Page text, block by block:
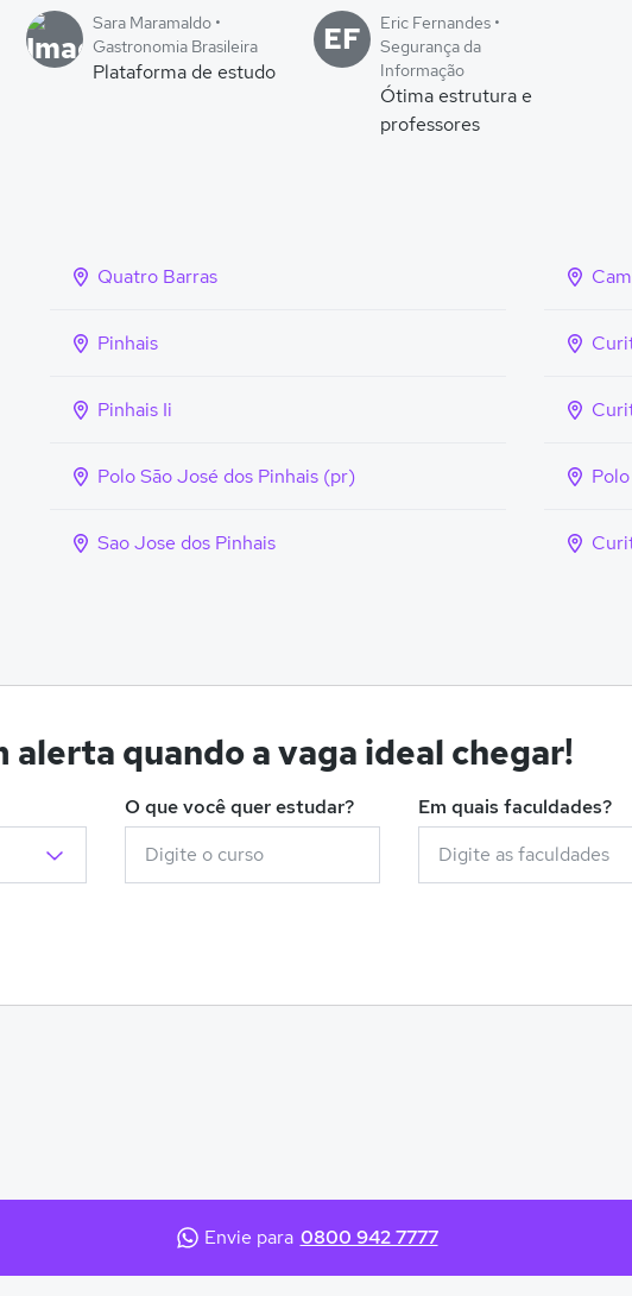
Sara Maramaldo •
Gastronomia Brasileira
Plataforma de estudo
EF
Eric Fernandes •
Segurança da
Informação
Ótima estrutura e
professores
Quatro Barras
Pinhais
Pinhais Ii
Polo São José dos Pinhais (pr)
Sao Jose dos Pinhais
alerta quando a vaga ideal chegar!
O que você quer estudar? Em quais faculdades?
Envie para 0800 942 7777